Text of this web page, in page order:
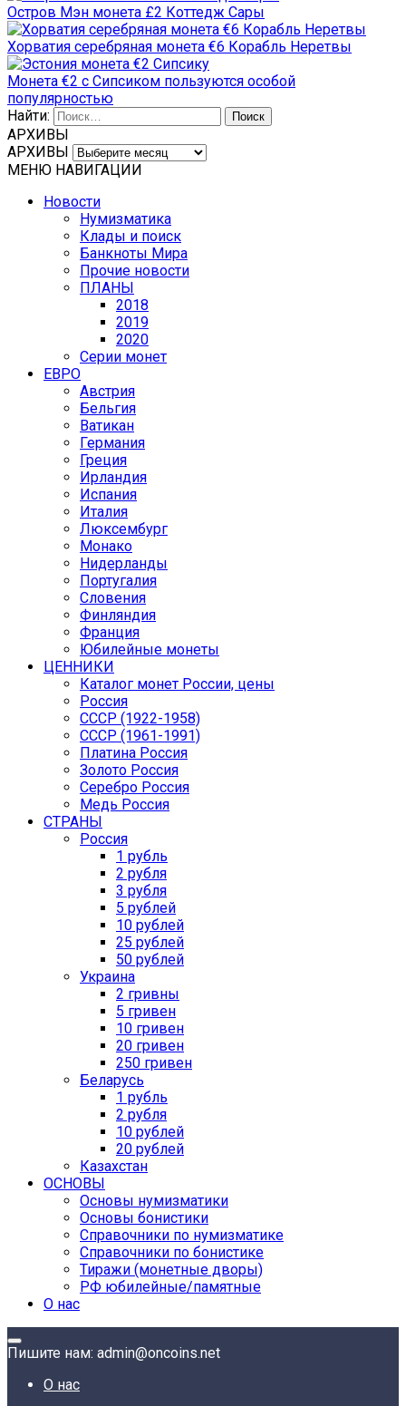
Остров Мэн монета £2 Коттедж Сары
Хорватия серебряная монета €6 Корабль Неретвы
Монета €2 с Сипсиком пользуются особой
популярностью
Найти:
АРХИВЫ
АРХИВЫ
МЕНЮ НАВИГАЦИИ
Новости
Нумизматика
Клады и поиск
Банкноты Мира
Прочие новости
ПЛАНЫ
2018
2019
2020
Серии монет
ЕВРО
Австрия
Бельгия
Ватикан
Германия
Греция
Ирландия
Испания
Италия
Люксембург
Монако
Нидерланды
Португалия
Словения
Финляндия
Франция
Юбилейные монеты
ЦЕННИКИ
Каталог монет России, цены
Россия
СССР (1922-1958)
CCCР (1961-1991)
Платина Россия
Золото Россия
Серебро Россия
Медь Россия
СТРАНЫ
Россия
1 рубль
2 рубля
3 рубля
5 рублей
10 рублей
25 рублей
50 рублей
Украина
2 гривны
5 гривен
10 гривен
20 гривен
250 гривен
Беларусь
1 рубль
2 рубля
10 рублей
20 рублей
Казахстан
ОСНОВЫ
Основы нумизматики
Основы бонистики
Справочники по нумизматике
Справочники по бонистике
Тиражи (монетные дворы)
РФ юбилейные/памятные
О нас
Пишите нам: admin@oncoins.net
О нас